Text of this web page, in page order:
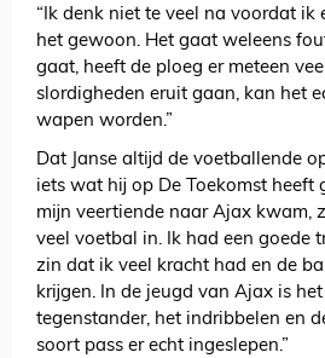
“Ik denk niet te veel na voordat ik
het gewoon. Het gaat weleens
gaat, heeft de ploeg er meteen
slordigheden eruit gaan, kan het
wapen worden.”
Dat Janse altijd de voetballende
iets wat hij op De Toekomst heeft
mijn veertiende naar Ajax kwam,
veel voetbal in. Ik had een goede
zin dat ik veel kracht had en de
krijgen. In de jeugd van Ajax is
tegenstander, het indribbelen en
soort pass er echt ingeslepen.”